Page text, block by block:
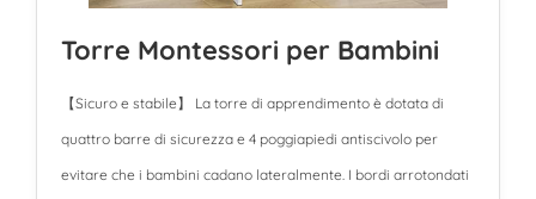
Torre Montessori per Bambini
【Sicuro e stabile】 La torre di apprendimento è dotata di
quattro barre di sicurezza e 4 poggiapiedi antiscivolo per
evitare che i bambini cadano lateralmente. I bordi arrotondati